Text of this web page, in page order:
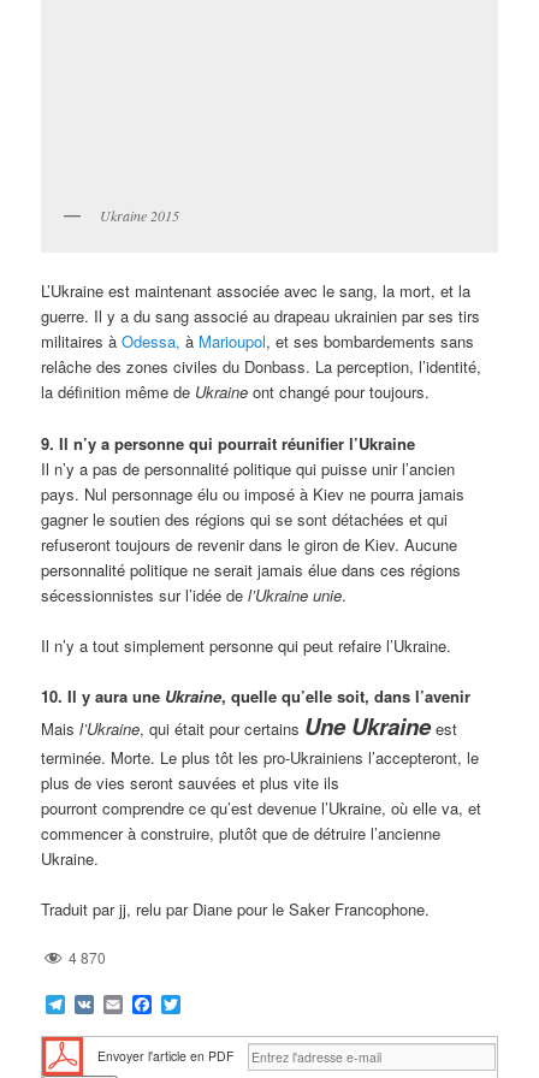
Ukraine 2015
L’Ukraine est maintenant associée avec le sang, la mort, et la
guerre. Il y a du sang associé au drapeau ukrainien par ses tirs
militaires àOdessa,à Marioupol, et ses bombardements sans
relâche des zones civiles du Donbass. La perception, l’identité,
la définition même de Ukraine ont changé pour toujours.
9. Il n’y a personne qui pourrait réunifier l’Ukraine
Il n’y a pas de personnalité politique qui puisse unir l’ancien
pays. Nul personnage élu ou imposé à Kiev ne pourra jamais
gagner le soutien des régions qui se sont détachées et qui
refuseront toujours de revenir dans le giron de Kiev. Aucune
personnalité politique ne serait jamais élue dans ces régions
sécessionnistes sur l’idée del’Ukraine unie.
Il n’y a tout simplement personne qui peut refaire l’Ukraine.
10. Il y aura une Ukraine, quelle qu’elle soit, dans l’avenir
Maisl’Ukraine, qui était pour certains Une Ukraineest
terminée. Morte. Le plus tôt les pro-Ukrainiens l’accepteront, le
plus de vies seront sauvées et plus vite ils
pourront comprendre ce qu’est devenue l’Ukraine, où elle va, et
commencer à construire, plutôt que de détruire l’ancienne
Ukraine.
Traduit par jj, relu par Diane pour le Saker Francophone.
4 870
Telegram
VK EmailFacebook
Envoyer l'article en PDF